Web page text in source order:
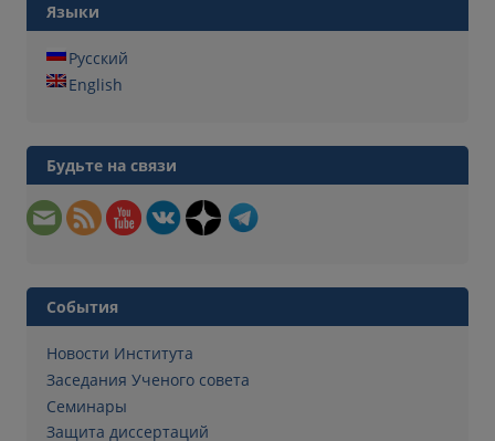
Языки
Русский
English
Будьте на связи
События
Новости Института
Заседания Ученого совета
Семинары
Защита диссертаций